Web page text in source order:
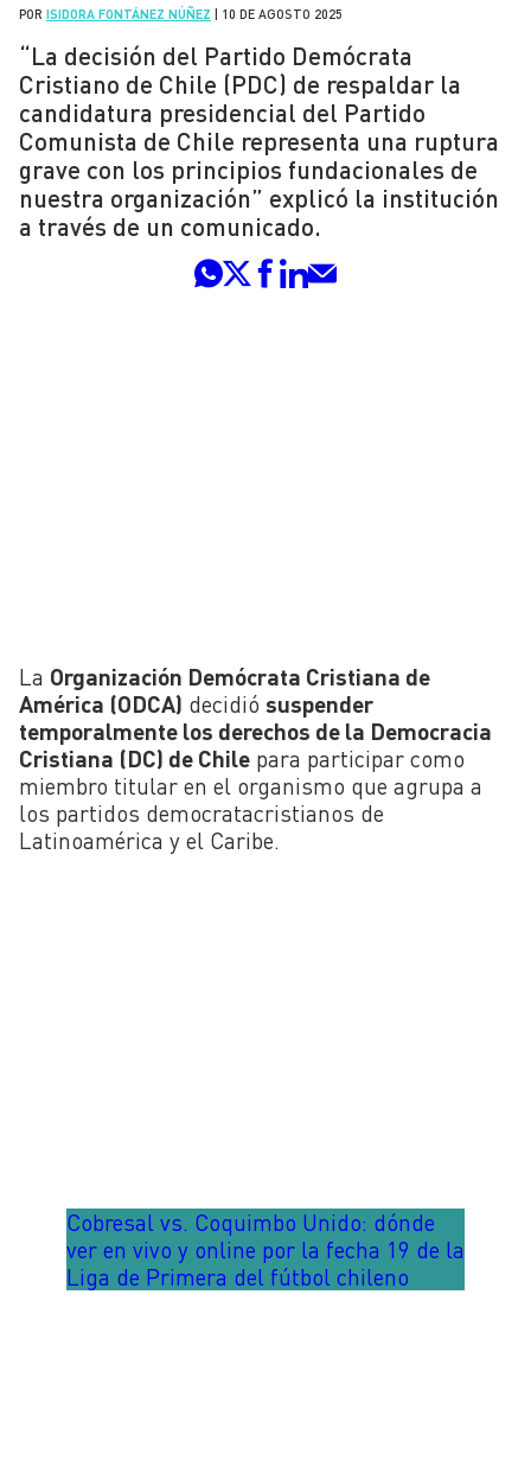
POR ISIDORA FONTÁNEZ NÚÑEZ 10 DE AGOSTO 2025
“La decisión del Partido Demócrata
Cristiano de Chile (PDC) de respaldar la
candidatura presidencial del Partido
Comunista de Chile representa una ruptura
grave con los principios fundacionales de
nuestra organización” explicó la institución
a través de un comunicado.
La Organización Demócrata Cristiana de
América (ODCA) decidió suspender
temporalmente los derechos de la Democracia
Cristiana (DC) de Chile para participar como
miembro titular en el organismo que agrupa a
los partidos democratacristianos de
Latinoamérica y el Caribe.
Cobresal vs. Coquimbo Unido: dónde
ver en vivo y online por la fecha 19 de la
Liga de Primera del fútbol chileno